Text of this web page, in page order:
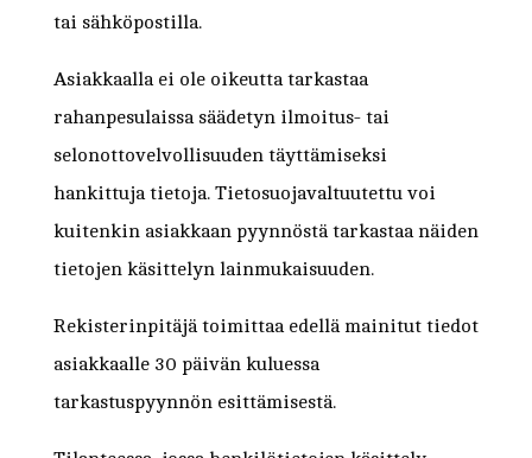
tai sähköpostilla.
Asiakkaalla ei ole oikeutta tarkastaa
rahanpesulaissa säädetyn ilmoitus- tai
selonottovelvollisuuden täyttämiseksi
hankittuja tietoja. Tietosuojavaltuutettu voi
kuitenkin asiakkaan pyynnöstä tarkastaa näiden
tietojen käsittelyn lainmukaisuuden.
Rekisterinpitäjä toimittaa edellä mainitut tiedot
asiakkaalle 30 päivän kuluessa
tarkastuspyynnön esittämisestä.